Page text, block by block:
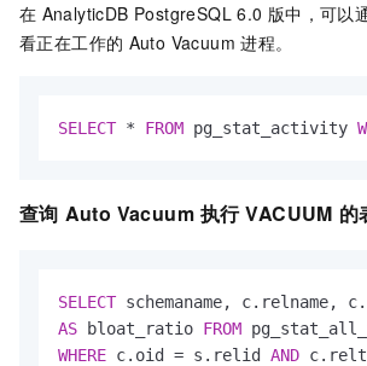
在 AnalyticDB PostgreSQL 6.0 版中，可以
看正在工作的 Auto Vacuum 进程。
SELECT * FROM pg_stat_activity
查询 Auto Vacuum 执行 VACUUM 的
SELECT schemaname, c.relname,
AS bloat_ratio FROM
WHERE c.oid = s.relid AND